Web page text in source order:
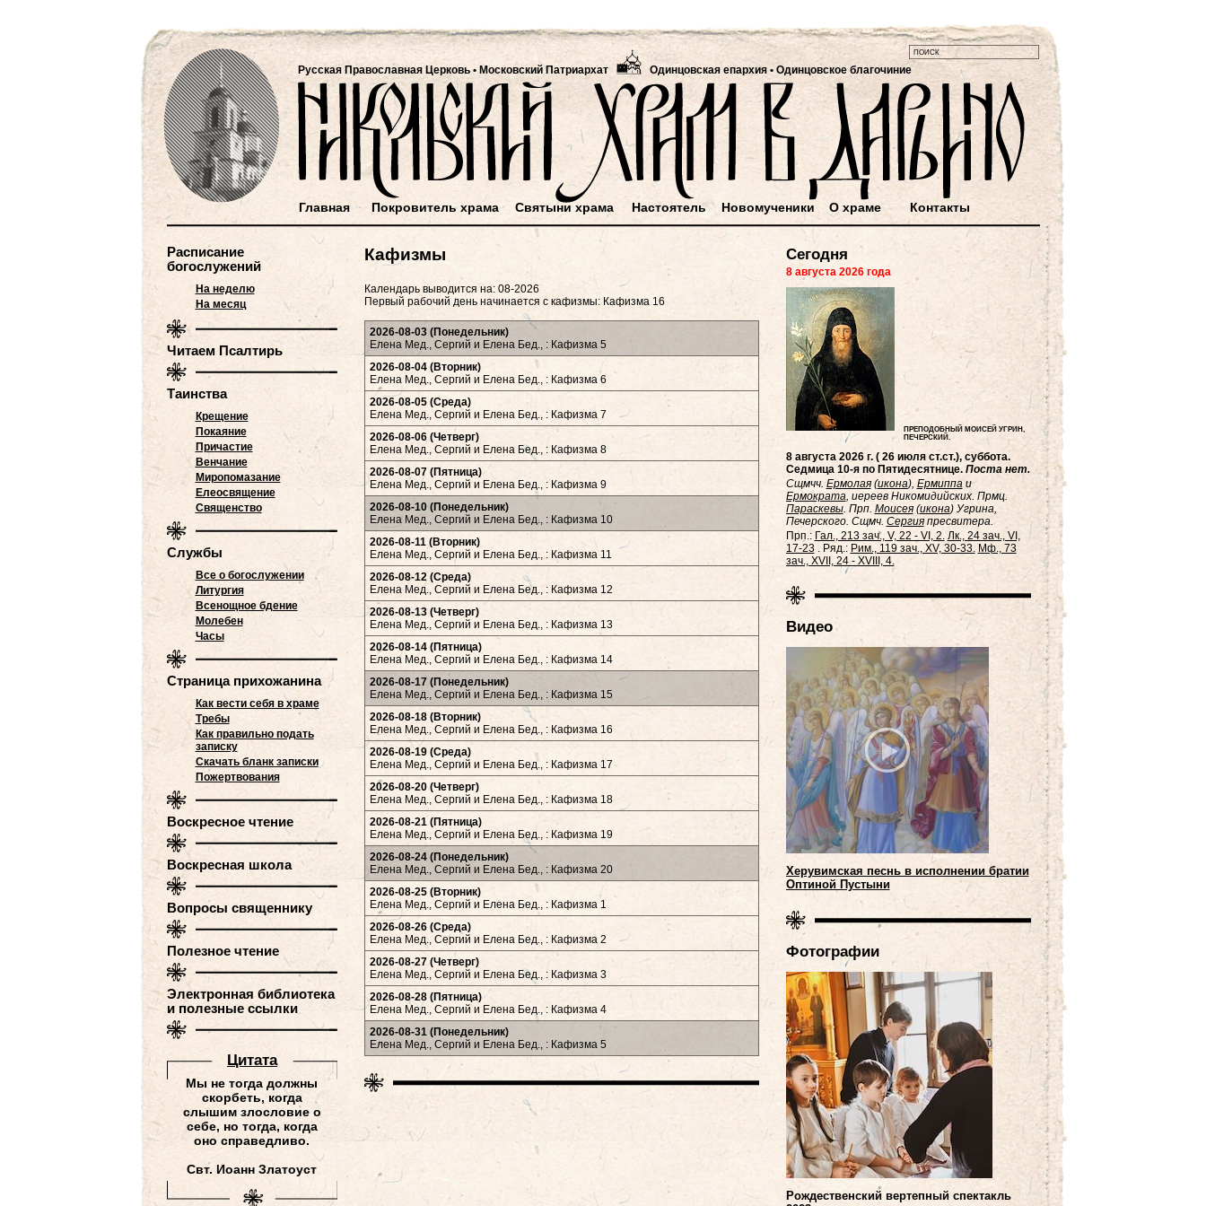
Русская Православная Церковь •Московский Патриархат Одинцовская епархия • Одинцовское благочиние
Главная О храме
Покровитель храма Святыни храма Новомученики
Настоятель Контакты
Расписание
богослужений
На неделю
На месяц
Читаем Псалтирь
Таинства
Крещение
Покаяние
Причастие
Венчание
Миропомазание
Елеосвящение
Священство
Службы
Все о богослужении
Литургия
Всенощное бдение
Молебен
Часы
Страница прихожанина
Как вести себя в храме
Требы
Как правильно подать
записку
Скачать бланк записки
Пожертвования
Воскресное чтение
Воскресная школа
Вопросы священнику
Полезное чтение
Электронная библиотека
и полезные ссылки
Цитатa
Мы не тогда должны
скорбеть, когда
слышим злословие о
себе, но тогда, когда
оно справедливо.
Свт. Иоанн Златоуст
Кафизмы
Календарь выводится на: 08-2026
Первый рабочий день начинается с кафизмы: Кафизма 16
2026-08-03 (Понедельник)
Елена Мед., Сергий и Елена Бед., : Кафизма 5
2026-08-04 (Вторник)
Елена Мед., Сергий и Елена Бед., : Кафизма 6
2026-08-05 (Среда)
Елена Мед., Сергий и Елена Бед., : Кафизма 7
2026-08-06 (Четверг)
Елена Мед., Сергий и Елена Бед., : Кафизма 8
2026-08-07 (Пятница)
Елена Мед., Сергий и Елена Бед., : Кафизма 9
2026-08-10 (Понедельник)
Елена Мед., Сергий и Елена Бед., : Кафизма 10
2026-08-11 (Вторник)
Елена Мед., Сергий и Елена Бед., : Кафизма 11
2026-08-12 (Среда)
Елена Мед., Сергий и Елена Бед., : Кафизма 12
2026-08-13 (Четверг)
Елена Мед., Сергий и Елена Бед., : Кафизма 13
2026-08-14 (Пятница)
Елена Мед., Сергий и Елена Бед., : Кафизма 14
2026-08-17 (Понедельник)
Елена Мед., Сергий и Елена Бед., : Кафизма 15
2026-08-18 (Вторник)
Елена Мед., Сергий и Елена Бед., : Кафизма 16
2026-08-19 (Среда)
Елена Мед., Сергий и Елена Бед., : Кафизма 17
2026-08-20 (Четверг)
Елена Мед., Сергий и Елена Бед., : Кафизма 18
2026-08-21 (Пятница)
Елена Мед., Сергий и Елена Бед., : Кафизма 19
2026-08-24 (Понедельник)
Елена Мед., Сергий и Елена Бед., : Кафизма 20
2026-08-25 (Вторник)
Елена Мед., Сергий и Елена Бед., : Кафизма 1
2026-08-26 (Среда)
Елена Мед., Сергий и Елена Бед., : Кафизма 2
2026-08-27 (Четверг)
Елена Мед., Сергий и Елена Бед., : Кафизма 3
2026-08-28 (Пятница)
Елена Мед., Сергий и Елена Бед., : Кафизма 4
2026-08-31 (Понедельник)
Елена Мед., Сергий и Елена Бед., : Кафизма 5
Сегодня
8 августа 2026 года
ПРЕПОДОБНЫЙ МОИСЕЙ УГРИН,
ПЕЧЕРСКИЙ.
8 августа 2026 г. ( 26 июля ст.ст.), суббота.
Седмица 10-я по Пятидесятнице. Поста нет.
Сщмчч. Ермолая(икона), Ермиппаи
Ермократа, иереев Никомидийских. Прмц.
Параскевы. Прп. Моисея(икона) Угрина,
Печерского. Сщмч. Сергияпресвитера.
Прп.: Гал., 213 зач., V, 22 - VI, 2. Лк., 24 зач., VI,
17-23 . Ряд.: Рим., 119 зач., XV, 30-33. Мф., 73
зач., XVII, 24 - XVIII, 4.
Видео
Херувимская песнь в исполнении братии
Оптиной Пустыни
Фотографии
Рождественский вертепный спектакль